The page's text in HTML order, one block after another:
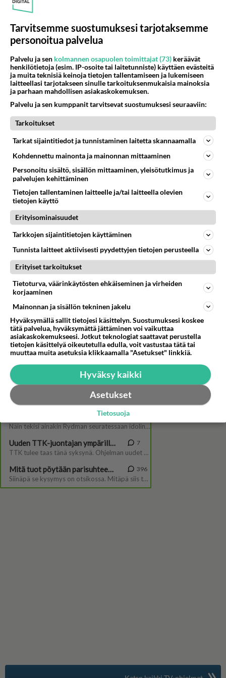
- Wham! särki sydämiä -
George Michael nousi
maailmantähdeksi
PARAS LEFFA IKINÄ
Tiesitkö, että Marja Hintikka
ja Jenny Lehtinen ovat
ystäviä? Jakavat yhdessä mm.
tämän fanituksen
Tarvitsemme suostumuksesi tarjotaksemme
personoitua palvelua
Palvelu ja sen kolmannen osapuolen toimittajat (73) keräävät
henkilötietoja (esim. IP-osoite tai laitetunniste) käyttäen evästeitä
ja muita teknisiä keinoja tietojen tallentamiseen ja lukemiseen
laitteellasi tarjotakseen sinulle tarkoituksenmukaisia mainoksia
ja parhaan mahdollisen asiakaskokemuksen.
Palvelu ja sen kumppanit tarvitsevat suostumuksesi seuraaviin:
Tarkoitukset
Tarkat sijaintitiedot ja tunnistaminen laitetta skannaamalla
Kohdennettu mainonta ja mainonnan mittaaminen
Personoitu sisältö, sisällön mittaaminen, yleisötutkimus ja
palvelujen kehittäminen
Tietojen tallentaminen laitteelle ja/tai laitteella olevien
tietojen käyttö
Erityisominaisuudet
Tarkkojen sijaintitietojen käyttäminen
Tunnista laitteet aktiivisesti pyydettyjen tietojen perusteella
Erityiset tarkoitukset
Tietoturva, väärinkäytösten ehkäiseminen ja virheiden
korjaaminen
Mainonnan ja sisällön tekninen jakelu
Hyväksymällä sallit tietojesi käsittelyn. Suostumuksesi koskee
tätä palvelua, hyväksymättä jättäminen voi vaikuttaa
asiakaskokemukseesi. Jotkut teknologiat saattavat perustella
tietojen käsittelyä oikeutetulla edulla, voit vastustaa tätä tai
muuttaa muita asetuksia klikkaamalla "Asetukset" linkkiä.
Hyväksy kaikki
Asetukset
Tietosuoja